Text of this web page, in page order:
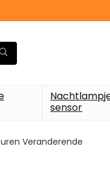
sensor
Veranderende